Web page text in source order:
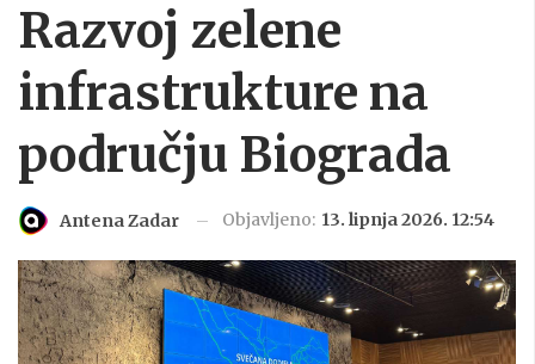
Razvoj zelene
infrastrukture na
području Biograda
Antena Zadar Objavljeno: 13. lipnja 2026. 12:54